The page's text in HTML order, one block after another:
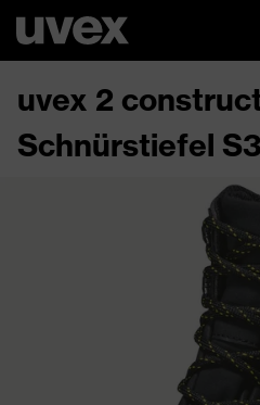
uvex 2
Schnürstiefel